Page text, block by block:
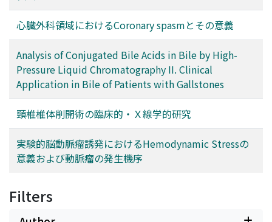
心臓外科領域におけるCoronary spasmとその意義
Analysis of Conjugated Bile Acids in Bile by High-
Pressure Liquid Chromatography II. Clinical
Application in Bile of Patients with Gallstones
頸椎椎体削開術の臨床的・Ｘ線学的研究
実験的脳動脈瘤誘発におけるHemodynamic Stressの
意義および動脈瘤の発生機序
Filters